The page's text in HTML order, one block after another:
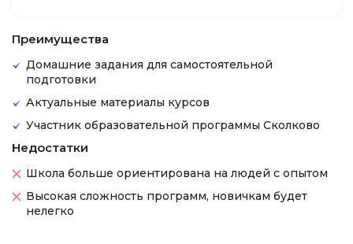
Преимущества
Домашние задания для самостоятельной
подготовки
Актуальные материалы курсов
Участник образовательной программы Сколково
Недостатки
Школа больше ориентирована на людей с опытом
Высокая сложность программ, новичкам будет
нелегко